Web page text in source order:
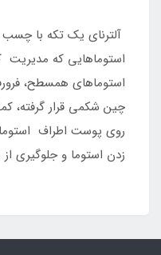
آلترنای یک تکه با
استوماهایی که مدیریت
استوماهای همسطح،
چین شکمی قرار گرفته،
روی پوست اطراف
زدن استوما و